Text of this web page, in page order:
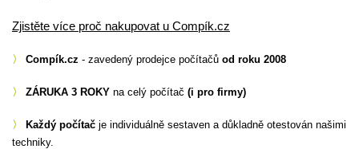
Zjistěte více proč nakupovat u Compík.cz
〉 Compík.cz - zavedený prodejce počítačů od roku 2008
〉 ZÁRUKA 3 ROKY na celý počítač (i pro firmy)
〉 Každý počítač je individuálně sestaven a důkladně otestován našimi
techniky.